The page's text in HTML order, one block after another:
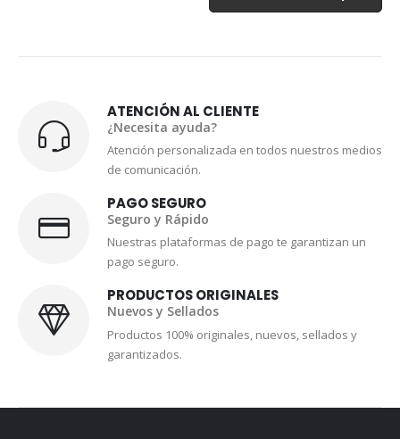
ATENCIÓN AL CLIENTE
¿Necesita ayuda?
Atención personalizada en todos nuestros medios
de comunicación.
PAGO SEGURO
Seguro y Rápido
Nuestras plataformas de pago te garantizan un
pago seguro.
PRODUCTOS ORIGINALES
Nuevos y Sellados
Productos 100% originales, nuevos, sellados y
garantizados.